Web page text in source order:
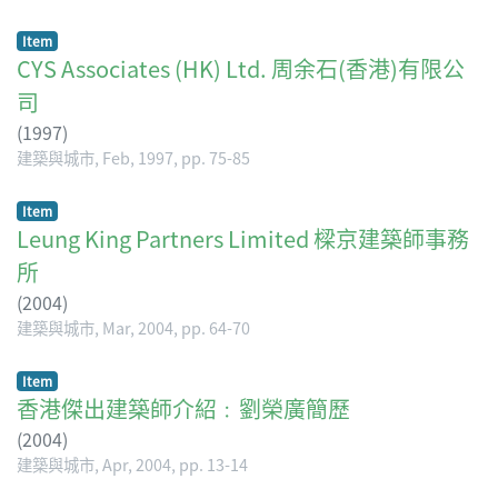
Item
CYS Associates (HK) Ltd. 周余石(香港)有限公
司
(1997)
建築與城市, Feb, 1997, pp. 75-85
Item
Leung King Partners Limited 樑京建築師事務
所
(2004)
建築與城市, Mar, 2004, pp. 64-70
Item
香港傑出建築師介紹﹕劉榮廣簡歷
(2004)
建築與城市, Apr, 2004, pp. 13-14